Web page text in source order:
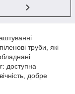
труби, які
доступна
добре